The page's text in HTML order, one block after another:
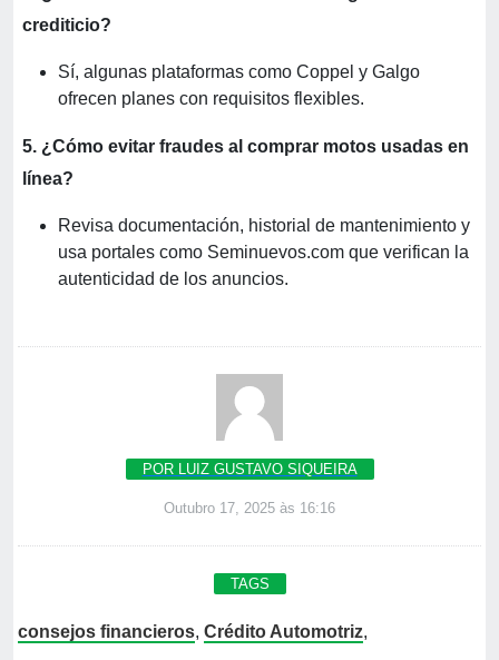
crediticio?
Sí, algunas plataformas como Coppel y Galgo
ofrecen planes con requisitos flexibles.
5. ¿Cómo evitar fraudes al comprar motos usadas en
línea?
Revisa documentación, historial de mantenimiento y
usa portales como Seminuevos.com que verifican la
autenticidad de los anuncios.
POR LUIZ GUSTAVO SIQUEIRA
Outubro 17, 2025 às 16:16
TAGS
consejos financieros, Crédito Automotriz,